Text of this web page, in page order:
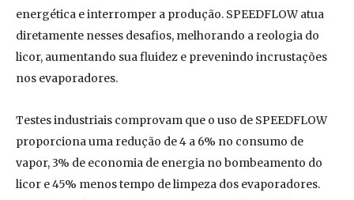
energética e interromper a produção. SPEEDFLOW atua
diretamente nesses desafios, melhorando a reologia do
licor, aumentando sua fluidez e prevenindo incrustações
nos evaporadores.
Testes industriais comprovam que o uso de SPEEDFLOW
proporciona uma redução de 4 a 6% no consumo de
vapor, 3% de economia de energia no bombeamento do
licor e 45% menos tempo de limpeza dos evaporadores.